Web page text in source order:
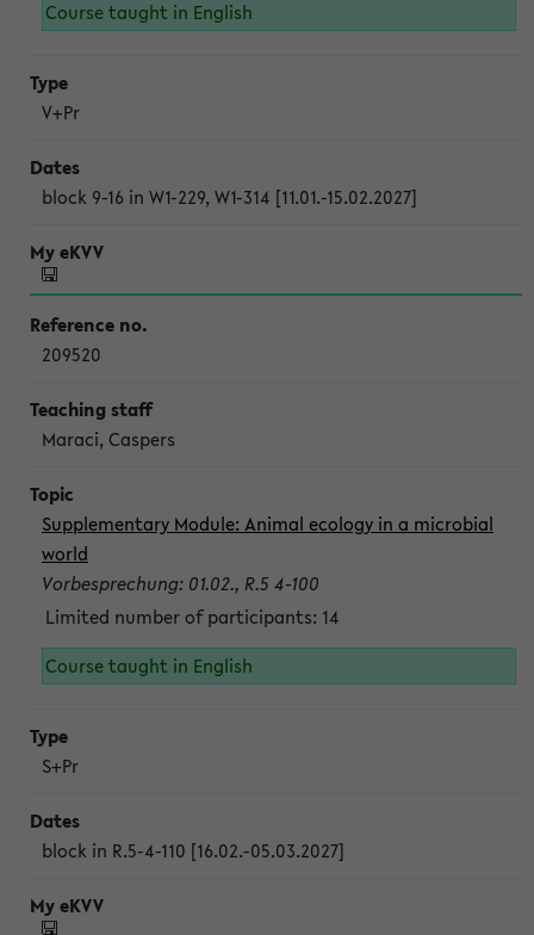
Course taught in English
V+Pr
block 9-16 in W1-229, W1-314 [11.01.-15.02.2027]
209520
Maraci, Caspers
Supplementary Module: Animal ecology in a microbial
world
Vorbesprechung: 01.02., R.5 4-100
Limited number of participants: 14
Course taught in English
S+Pr
block in R.5-4-110 [16.02.-05.03.2027]